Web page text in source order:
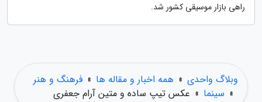
راهی بازار موسیقی کشور شد.
وبلاگ واحدی » همه اخبار و مقاله ها » فرهنگ و هنر
» سینما » عکس تیپ ساده و متین آرام جعفری